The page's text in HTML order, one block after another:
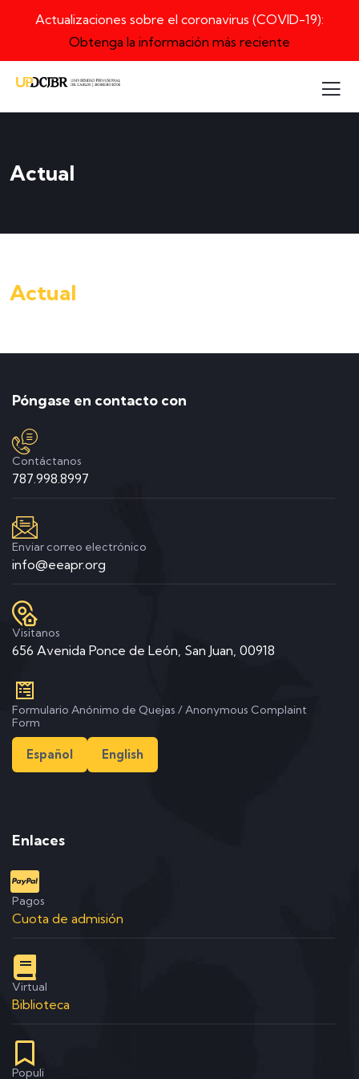
Actualizaciones sobre el coronavirus (COVID-19):
Obtenga la información más reciente
Actual
Actual
Póngase en contacto con
Contáctanos
787.998.8997
Enviar correo electrónico
info@eeapr.org
Visitanos
656 Avenida Ponce de León, San Juan, 00918
Formulario Anónimo de Quejas / Anonymous Complaint
Form
Español English
Enlaces
Pagos
Cuota de admisión
Virtual
Biblioteca
Populi